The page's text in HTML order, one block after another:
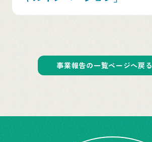
事業報告の一覧ページへ戻る